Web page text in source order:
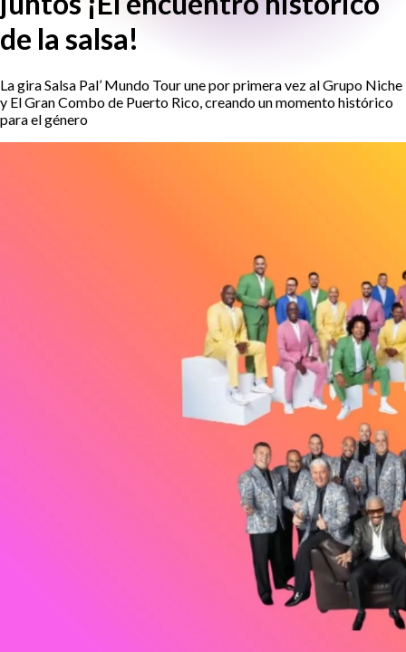
de la salsa!
La gira Salsa Pal’ Mundo Tour une por primera vez al Grupo Niche
y El Gran Combo de Puerto Rico, creando un momento histórico
para el género